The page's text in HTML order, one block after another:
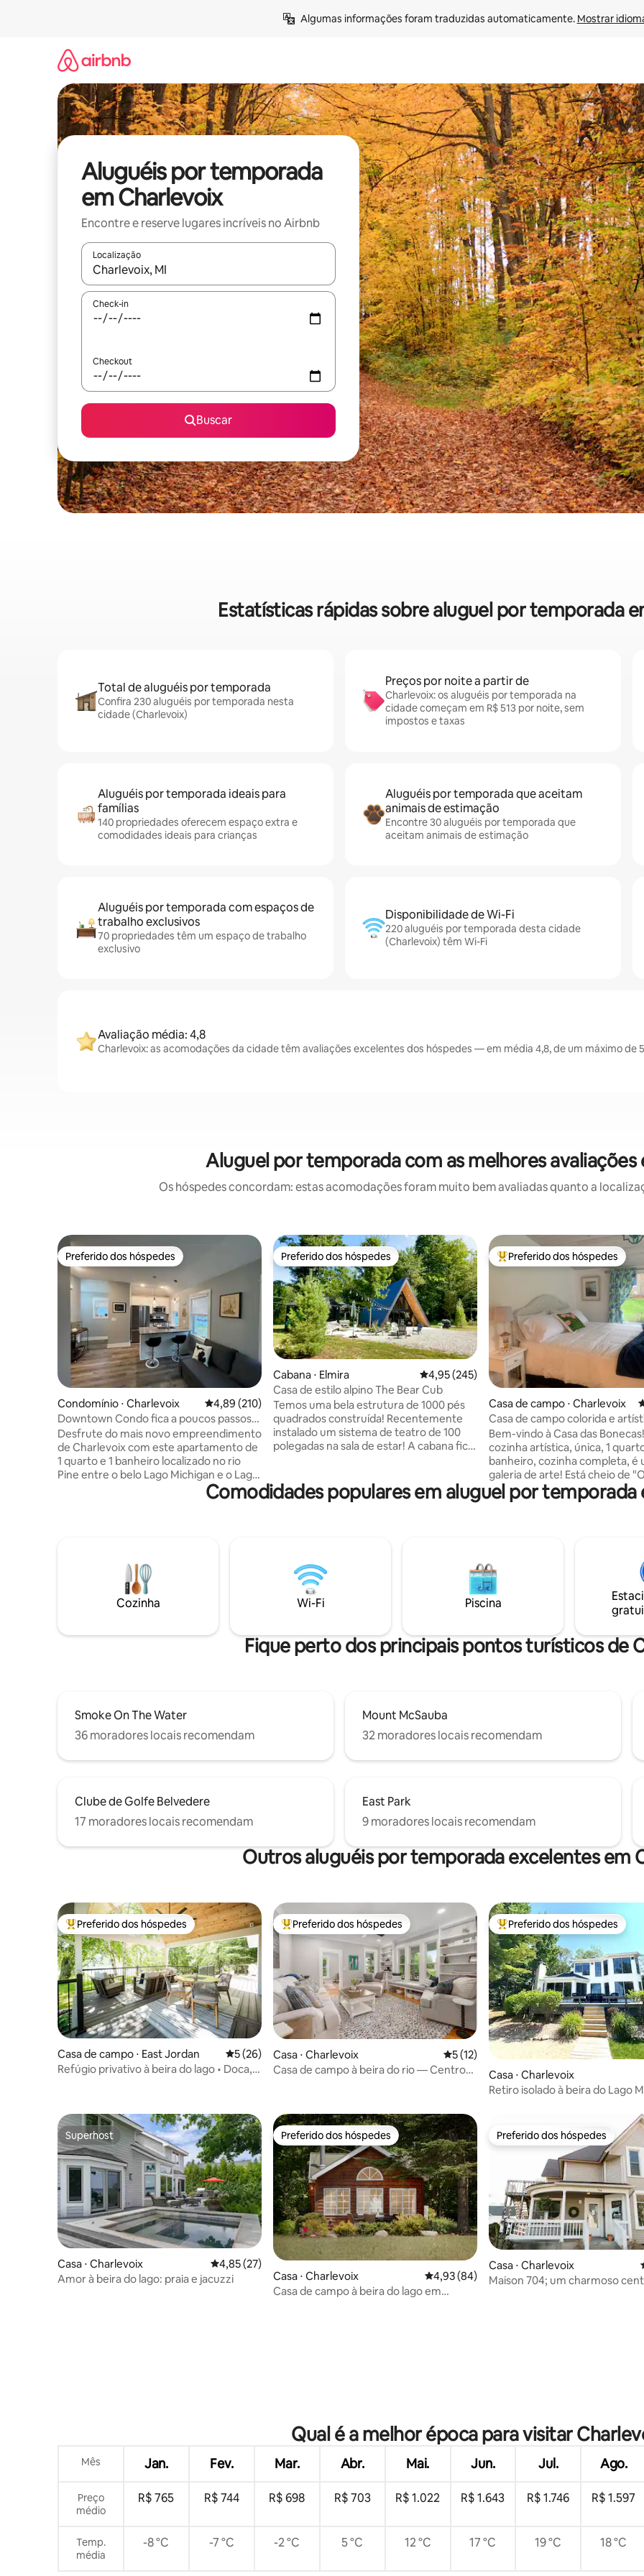
Algumas informações foram traduzidas automaticamente. Mostrar
Aluguéis por temporada
em Charlevoix
Encontre e reserve lugares incríveis no Airbnb
Localização
Quando os resultados estiverem disponíveis, explore-os usando as seta para cima e para baixo do teclado ou tocando
Check-in
Checkout
Buscar
Estatísticas rápidas sobre aluguel por temporada
Total de aluguéis por temporada
Confira 230 aluguéis por temporada nesta
cidade (Charlevoix)
Preços por noite a partir de
Charlevoix: os aluguéis por temporada na
cidade começam em R$ 513 por noite, sem
impostos e taxas
Aluguéis por temporada ideais para
famílias
140 propriedades oferecem espaço extra e
comodidades ideais para crianças
Aluguéis por temporada que aceitam
animais de estimação
Encontre 30 aluguéis por temporada que
aceitam animais de estimação
Aluguéis por temporada com espaços de
trabalho exclusivos
70 propriedades têm um espaço de trabalho
exclusivo
Disponibilidade de Wi-Fi
220 aluguéis por temporada desta cidade
(Charlevoix) têm Wi-Fi
Avaliação média: 4,8
Charlevoix: as acomodações da cidade têm avaliações excelentes dos hóspedes — em média 4,8, de um máximo de
Aluguel por temporada com as melhores avaliações
Os hóspedes concordam: estas acomodações foram muito bem avaliadas quanto a
Preferido dos hóspedes
Preferido dos hóspedes
Condomínio ⋅ Charlevoix 4,89 de uma avaliação média de 5, 210 avaliações
4,89 (210)
Downtown Condo fica a poucos passos
da água!
Desfrute do mais novo empreendimento
de Charlevoix com este apartamento de
1 quarto e 1 banheiro localizado no rio
Pine entre o belo Lago Michigan e o Lago
Round. Esta unidade do 2º andar
acomoda facilmente 4 pessoas e dispõe
curta caminhada do cais, da praia
comunitária, da marina e de todos os
restaurantes, bares e lojas do centro da
cidade. A 30 minutos de Boyne Mnt.
maravilhosa Charlevoix tem a oferecer!
Preferido dos hóspedes
Preferido dos hóspedes
Cabana ⋅ Elmira 4,95 de uma avaliação média de 5, 245
4,95 (245)
Casa de estilo alpino The Bear Cub
Temos uma bela estrutura de 1000 pés
quadrados construída! Recentemente
instalado um sistema de teatro de 100
polegadas na sala de estar! A cabana fica
Trilhas lado a lado! Oferecemos 2
caiaques para usar (deve transportar)
restaurantes requintados, várias
estações de esqui e viagens curtas de
um dia! Além disso, uma banheira de
hidromassagem de 90 jatos para o
Entre os melhores preferidos
Preferido dos hóspedes
Casa de campo ⋅ Charlevoix
Casa de campo colorida e
poucos passos do Lago
Bem-vindo à Casa das
cozinha artística, única, 1
banheiro, cozinha completa, é
galeria de arte! Está cheio de
Arte Charlevoix" pelo
um artista profissional.
caminhada, uma praia pública
de areia, a ciclovia pavimentada
Way E, a menos de 2 km do
Charlevoix! A Casa Mágica é
natureza, mas perto de
Comodidades populares em aluguel por temporada
Cozinha Wi-Fi Piscina
Fique perto dos principais pontos turísticos de
Smoke On The Water
36 moradores locais recomendam
Mount McSauba
32 moradores locais recomendam
Clube de Golfe Belvedere
17 moradores locais recomendam
East Park
9 moradores locais recomendam
Outros aluguéis por temporada excelentes em
Entre os melhores preferidos dos hóspedes
Preferido dos hóspedes
Casa de campo ⋅ East Jordan 5 de uma avaliação média de 5, 26 avaliações
5 (26)
Refúgio privativo à beira do lago • Doca,
Entre os melhores preferidos dos hóspedes
Preferido dos hóspedes
Casa ⋅ Charlevoix 5 de uma avaliação média de 5, 12
5 (12)
Casa de campo à beira do rio — Centro
Entre os melhores preferidos
Preferido dos hóspedes
Casa ⋅ Charlevoix
Retiro isolado à beira do Lago
Superhost
Superhost
Casa ⋅ Charlevoix 4,85 de uma avaliação média de 5, 27 avaliações
4,85 (27)
Amor à beira do lago: praia e jacuzzi
Preferido dos hóspedes
Preferido dos hóspedes
Casa ⋅ Charlevoix 4,93 de uma avaliação média de 5, 84
4,93 (84)
Casa de campo à beira do lago em
Preferido dos hóspedes
Preferido dos hóspedes
Casa ⋅ Charlevoix
Maison 704; um charmoso
Qual é a melhor época para visitar
Mês Jan. Fev. Mar. Abr. Mai. Jun. Jul. Ago.
Preço
médio
R$ 765 R$ 744 R$ 698 R$ 703 R$ 1.022 R$ 1.643 R$ 1.746 R$ 1.597
Temp.
média
-8 °C -7 °C -2 °C 5 °C 12 °C 17 °C 19 °C 18 °C